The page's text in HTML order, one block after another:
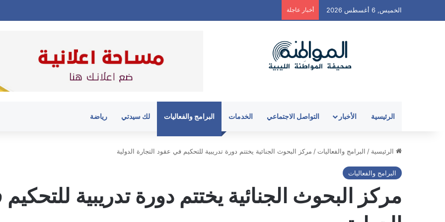
الخميس, 6 أغسطس 2026 أخبار عاجلة
الرئيسية الأخبار التواصل الاجتماعي الخدمات البرامج والفعاليات لك سيدتي رياضة
الرئيسية / البرامج والفعاليات / مركز البحوث الجنائية يختتم دورة تدريبية للتحكيم في عقود التجارة الدولية
البرامج والفعاليات
مركز البحوث الجنائية يختتم دورة تدريبية